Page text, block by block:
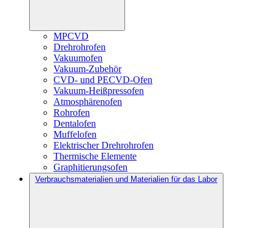
MPCVD
Drehrohrofen
Vakuumofen
Vakuum-Zubehör
CVD- und PECVD-Ofen
Vakuum-Heißpressofen
Atmosphärenofen
Rohrofen
Dentalofen
Muffelofen
Elektrischer Drehrohrofen
Thermische Elemente
Graphitierungsofen
Verbrauchsmaterialien und Materialien für das Labor